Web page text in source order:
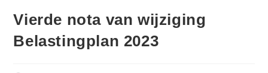
Vierde nota van wijziging
Belastingplan 2023